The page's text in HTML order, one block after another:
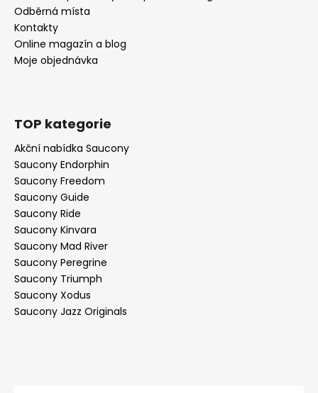
Odběrná místa
Kontakty
Online magazín a blog
Moje objednávka
TOP kategorie
Akční nabídka Saucony
Saucony Endorphin
Saucony Freedom
Saucony Guide
Saucony Ride
Saucony Kinvara
Saucony Mad River
Saucony Peregrine
Saucony Triumph
Saucony Xodus
Saucony Jazz Originals